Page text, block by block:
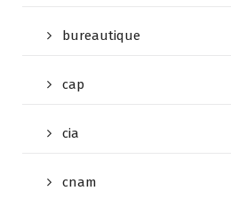
bureautique
cap
cia
cnam